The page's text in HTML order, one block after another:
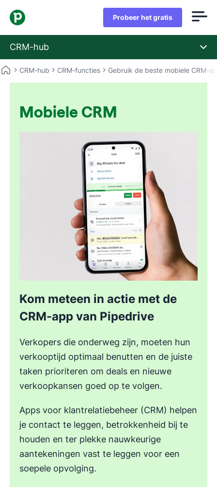
Probeer het gratis
CRM-hub
CRM-hub CRM-functies Gebruik de beste mobiele CRM-
Mobiele CRM
Kom meteen in actie met de
CRM-app van Pipedrive
Verkopers die onderweg zijn, moeten hun
verkooptijd optimaal benutten en de juiste
taken prioriteren om deals en nieuwe
verkoopkansen goed op te volgen.
Apps voor klantrelatiebeheer (CRM) helpen
je contact te leggen, betrokkenheid bij te
houden en ter plekke nauwkeurige
aantekeningen vast te leggen voor een
soepele opvolging.